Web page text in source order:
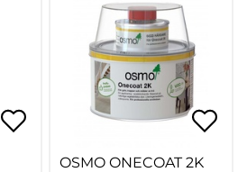
OSMO ONECOAT 2K